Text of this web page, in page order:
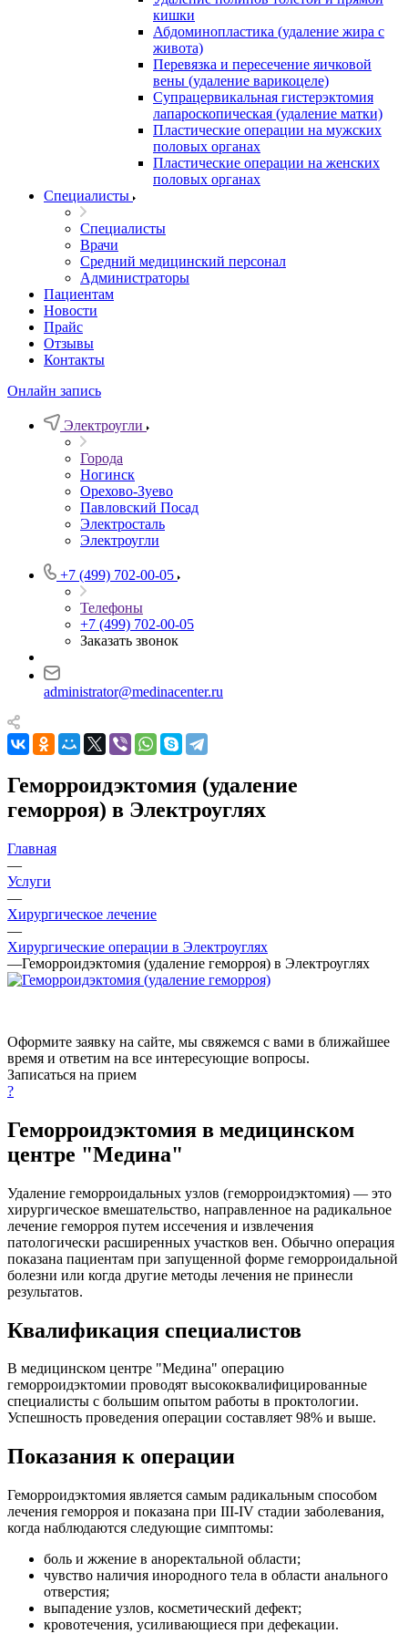
кишки
Абдоминопластика (удаление жира с
живота)
Перевязка и пересечение яичковой
вены (удаление варикоцеле)
Супрацервикальная гистерэктомия
лапароскопическая (удаление матки)
Пластические операции на мужских
половых органах
Пластические операции на женских
половых органах
Специалисты
Специалисты
Врачи
Средний медицинский персонал
Администраторы
Пациентам
Новости
Прайс
Отзывы
Контакты
Онлайн запись
Электроугли
Города
Ногинск
Орехово-Зуево
Павловский Посад
Электросталь
Электроугли
+7 (499) 702-00-05
Телефоны
+7 (499) 702-00-05
Заказать звонок
administrator@medinacenter.ru
Геморроидэктомия (удаление
геморроя) в Электроуглях
Главная
—
Услуги
—
Хирургическое лечение
—
Хирургические операции в Электроуглях
—Геморроидэктомия (удаление геморроя) в Электроуглях
Оформите заявку на сайте, мы свяжемся с вами в ближайшее
время и ответим на все интересующие вопросы.
Записаться на прием
?
Геморроидэктомия в медицинском
центре "Медина"
Удаление геморроидальных узлов (геморроидэктомия) — это
хирургическое вмешательство, направленное на радикальное
лечение геморроя путем иссечения и извлечения
патологически расширенных участков вен. Обычно операция
показана пациентам при запущенной форме геморроидальной
болезни или когда другие методы лечения не принесли
результатов.
Квалификация специалистов
В медицинском центре "Медина" операцию
геморроидэктомии проводят высококвалифицированные
специалисты с большим опытом работы в проктологии.
Успешность проведения операции составляет 98% и выше.
Показания к операции
Геморроидэктомия является самым радикальным способом
лечения геморроя и показана при III-IV стадии заболевания,
когда наблюдаются следующие симптомы:
боль и жжение в аноректальной области;
чувство наличия инородного тела в области анального
отверстия;
выпадение узлов, косметический дефект;
кровотечения, усиливающиеся при дефекации.